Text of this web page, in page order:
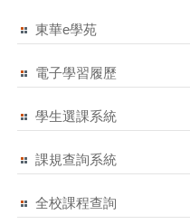
東華e學苑
電子學習履歷
學生選課系統
課規查詢系統
全校課程查詢